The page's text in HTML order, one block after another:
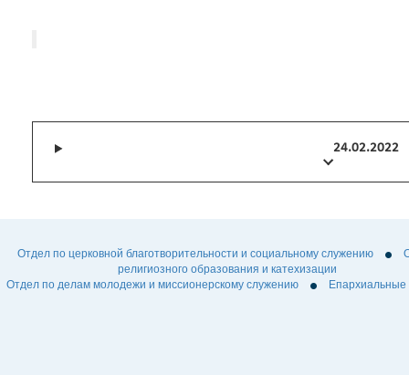
24.02.2022
Отдел по церковной благотворительности и социальному служению
религиозного образования и катехизации
Отдел по делам молодежи и миссионерскому служению